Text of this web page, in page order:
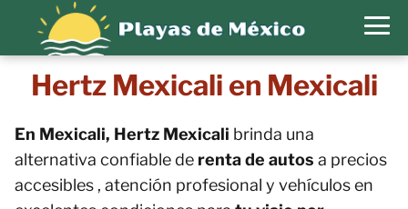
Hertz Mexicali en Mexicali
En Mexicali, Hertz Mexicali brinda una
alternativa confiable de renta de autos a precios
accesibles , atención profesional y vehículos en